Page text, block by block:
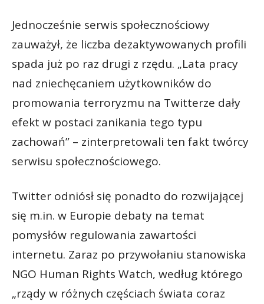
Jednocześnie serwis społecznościowy
zauważył, że liczba dezaktywowanych profili
spada już po raz drugi z rzędu. „Lata pracy
nad zniechęcaniem użytkowników do
promowania terroryzmu na Twitterze dały
efekt w postaci zanikania tego typu
zachowań” – zinterpretowali ten fakt twórcy
serwisu społecznościowego.
Twitter odniósł się ponadto do rozwijającej
się m.in. w Europie debaty na temat
pomysłów regulowania zawartości
internetu. Zaraz po przywołaniu stanowiska
NGO Human Rights Watch, według którego
„rządy w różnych częściach świata coraz